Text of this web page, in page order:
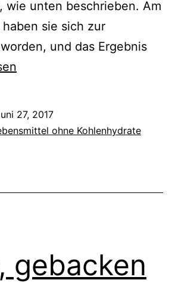
wie unten beschrieben. Am
sie sich zur
und das Ergebnis
27, 2017
ohne Kohlenhydrate
gebacken